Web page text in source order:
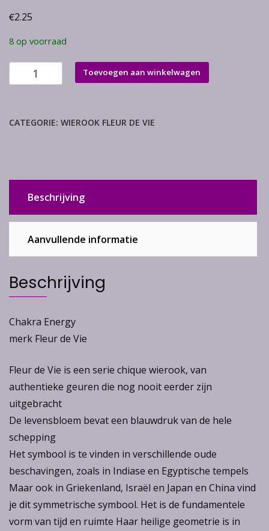
€2.25
8 op voorraad
Chakra
Energy
de
aantal
Toevoegen aan winkelwagen
CATEGORIE: WIEROOK FLEUR DE VIE
Beschrijving
Aanvullende informatie
Beschrijving
Chakra Energy
merk Fleur de Vie
Fleur de Vie is een serie chique wierook, van
authentieke geuren die nog nooit eerder zijn
uitgebracht
De levensbloem bevat een blauwdruk van de hele
schepping
Het symbool is te vinden in verschillende oude
beschavingen, zoals in Indiase en Egyptische tempels
Maar ook in Griekenland, Israël en Japan en China vind
je dit symmetrische symbool. Het is de fundamentele
vorm van tijd en ruimte Haar heilige geometrie is in